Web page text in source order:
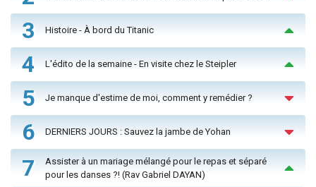
3 Histoire - À bord du Titanic
4 L'édito de la semaine - En visite chez le Steipler
5 Je manque d'estime de moi, comment y remédier ?
6 DERNIERS JOURS : Sauvez la jambe de Yohan
7
Assister à un mariage mélangé pour le repas et séparé
pour les danses ?! (Rav Gabriel DAYAN)